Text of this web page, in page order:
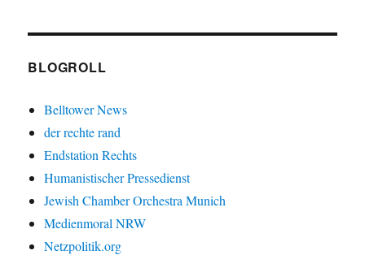
BLOGROLL
Belltower News
der rechte rand
Endstation Rechts
Humanistischer Pressedienst
Jewish Chamber Orchestra Munich
Medienmoral NRW
Netzpolitik.org